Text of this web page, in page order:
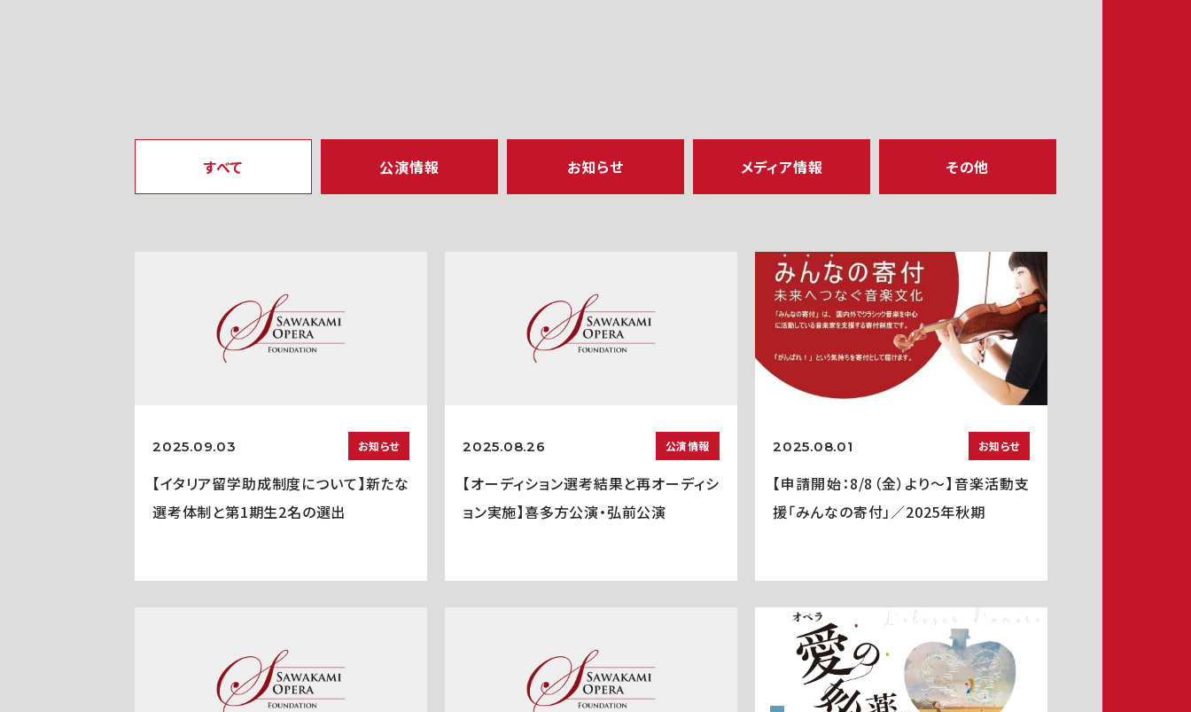
すべて 公演情報 お知らせ メディア情報 その他
2025.09.03 お知らせ
【イタリア留学助成制度について】新たな
選考体制と第1期生2名の選出
2025.08.26 公演情報
【オーディション選考結果と再オーディシ
ョン実施】喜多方公演・弘前公演
2025.08.01 お知らせ
【申請開始：8/8（金）より～】音楽活動支
援「みんなの寄付」／2025年秋期